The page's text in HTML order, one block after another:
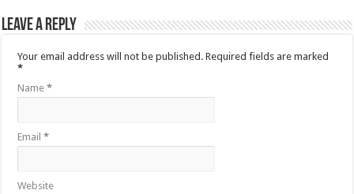
Leave a Reply
Your email address will not be published. Required fields are marked
*
Name*
Email*
Website